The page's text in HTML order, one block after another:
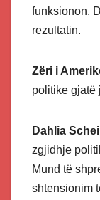
funksionon.
rezultatin.
Zëri i
politike gjatë
Dahlia
zgjidhje
Mund të
shtensionim